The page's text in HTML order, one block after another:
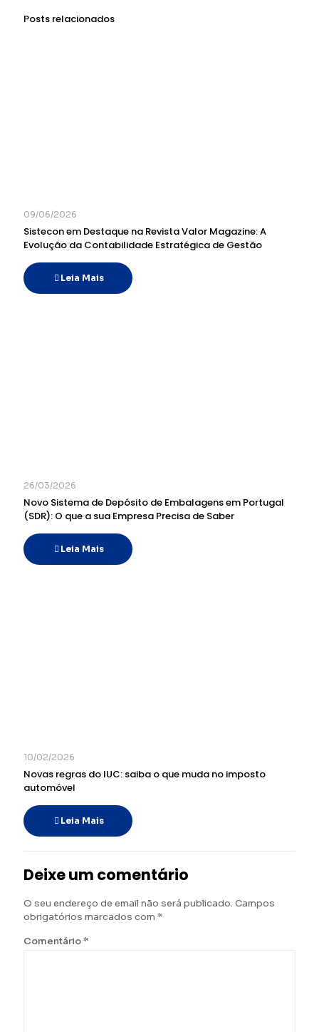
Posts relacionados
09/06/2026
Sistecon em Destaque na Revista Valor Magazine: A
Evolução da Contabilidade Estratégica de Gestão
Leia Mais
26/03/2026
Novo Sistema de Depósito de Embalagens em Portugal
(SDR): O que a sua Empresa Precisa de Saber
Leia Mais
10/02/2026
Novas regras do IUC: saiba o que muda no imposto
automóvel
Leia Mais
Deixe um comentário
O seu endereço de email não será publicado. Campos
obrigatórios marcados com *
Comentário*